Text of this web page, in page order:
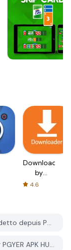
Downloader
by
AFTVnews
4.6
Comment télécharger Francesca Di Benedetto depuis PGYER APK HUB?
Est-ce que le Francesca Di Benedetto sur PGYER APK HUB est gratuit?